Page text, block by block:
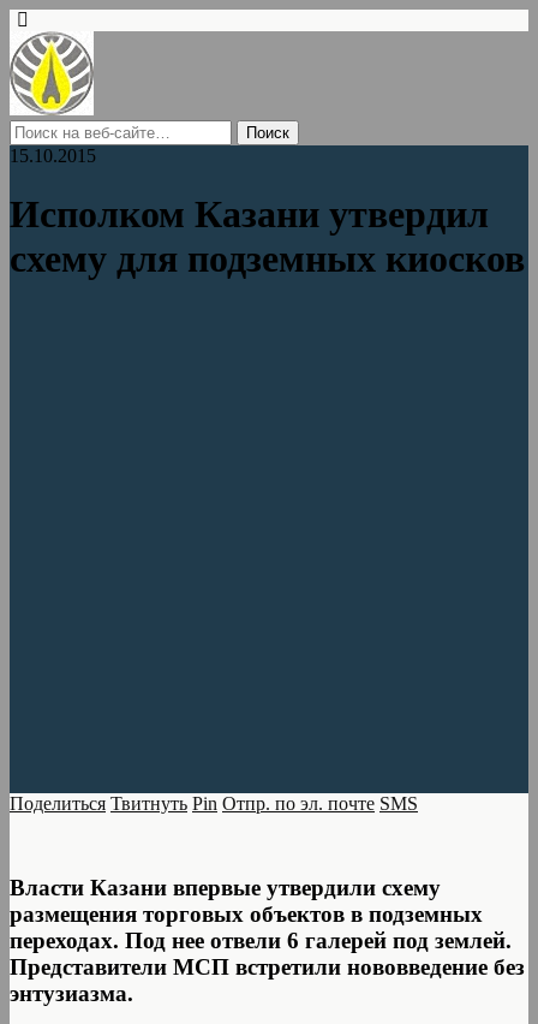
15.10.2015
Исполком Казани утвердил
схему для подземных киосков
Поделиться Твитнуть Pin Отпр. по эл. почте SMS
Власти Казани впервые утвердили схему
размещения торговых объектов в подземных
переходах. Под нее отвели 6 галерей под землей.
Представители МСП встретили нововведение без
энтузиазма.